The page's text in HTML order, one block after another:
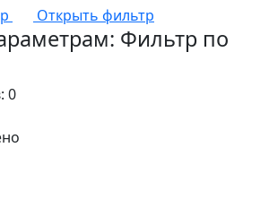
Открыть фильтр
Фильтр по
0